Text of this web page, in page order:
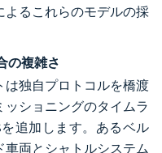
るこれらのモデルの採
の複雑さ
は独自プロトコルを橋渡
ショニングのタイムラ
追加します。あるベル
両とシャトルシステム